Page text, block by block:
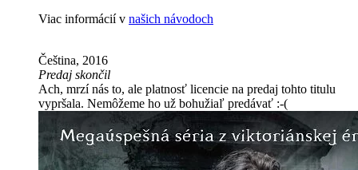
Viac informácií v našich návodoch
Čeština, 2016
Predaj skončil
Ach, mrzí nás to, ale platnosť licencie na predaj tohto titulu
vypršala. Nemôžeme ho už bohužiaľ predávať :-(